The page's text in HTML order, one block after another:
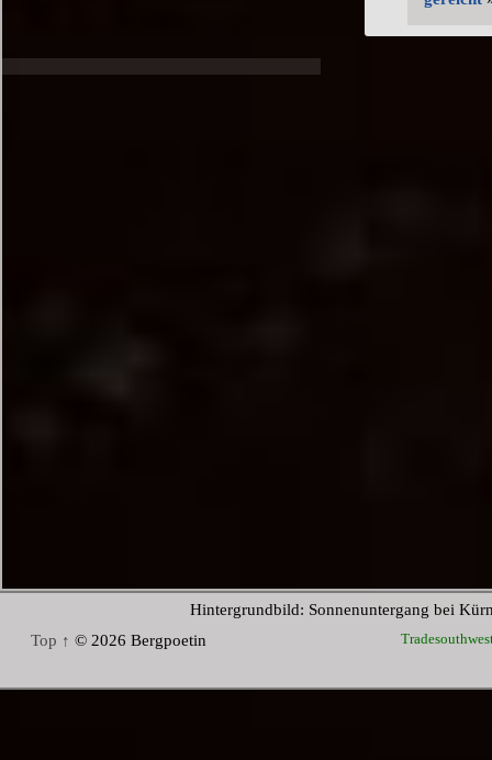
Hintergrundbild: Sonnenuntergang bei
Top ↑ © 2026 Bergpoetin